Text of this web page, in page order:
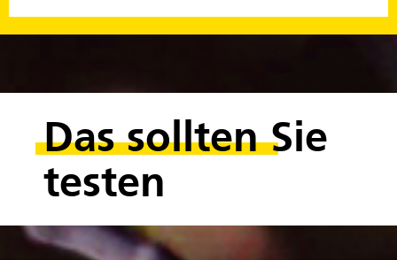
Das sollten Sie
testen